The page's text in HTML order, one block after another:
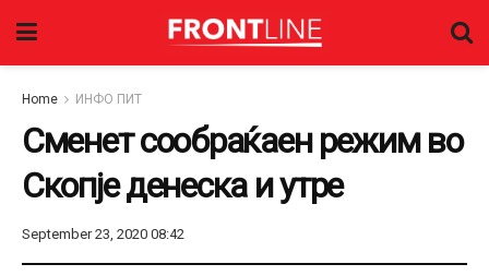
Home ИНФО ПИТ
Сменет сообраќаен режим во
Скопје денеска и утре
September 23, 2020 08:42